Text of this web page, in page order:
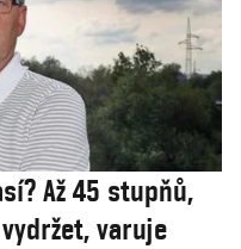
Až 45 stupňů,
varuje